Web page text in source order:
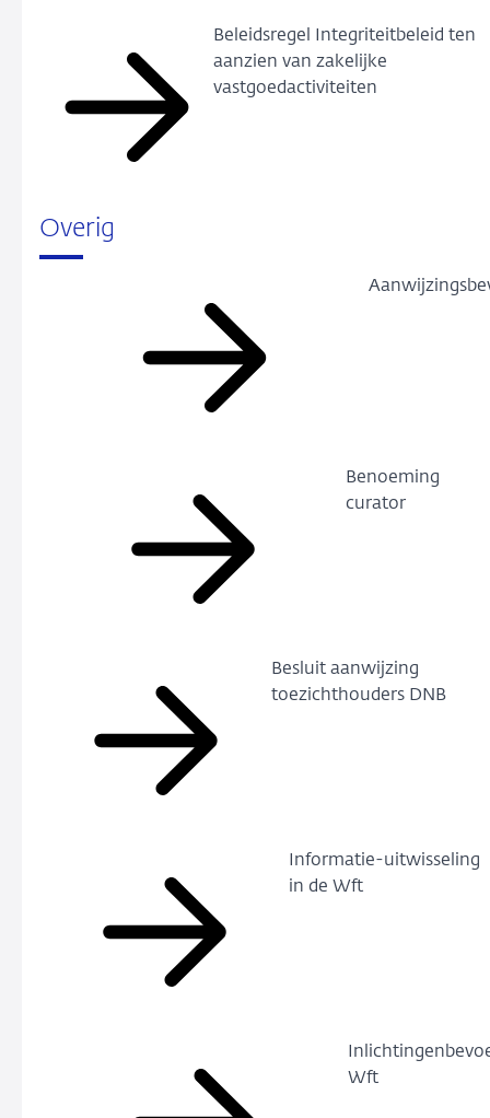
Beleidsregel Integriteitbeleid ten
aanzien van zakelijke
vastgoedactiviteiten
Overig
Benoeming
curator
Besluit aanwijzing
toezichthouders DNB
Informatie-uitwisseling
in de Wft
Wft